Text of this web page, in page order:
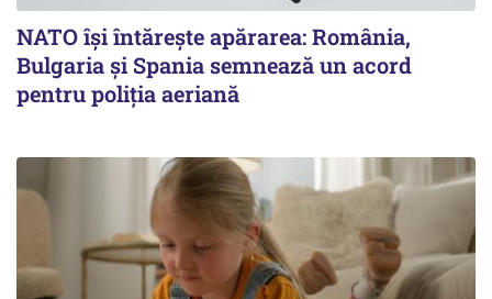
NATO își întărește apărarea: România,
Bulgaria și Spania semnează un acord
pentru poliția aeriană